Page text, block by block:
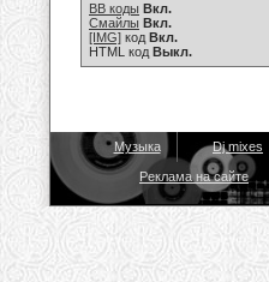
BB коды Вкл.
Смайлы Вкл.
[IMG] код Вкл.
HTML код Выкл.
Музыка Dj mixes
Реклама на сайте